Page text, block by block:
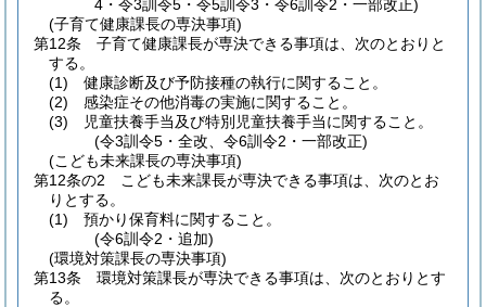
4・令3訓令5・令5訓令3・令6訓令2・一部改正)
(子育て健康課長の専決事項)
第12条
子育て健康課長が専決できる事項は、次のとおりと
する。
(1)
健康診断及び予防接種の執行に関すること。
(2)
感染症その他消毒の実施に関すること。
(3)
児童扶養手当及び特別児童扶養手当に関すること。
(令3訓令5・全改、令6訓令2・一部改正)
(こども未来課長の専決事項)
第12条の2
こども未来課長が専決できる事項は、次のとお
りとする。
(1)
預かり保育料に関すること。
(令6訓令2・追加)
(環境対策課長の専決事項)
第13条
環境対策課長が専決できる事項は、次のとおりとす
る。